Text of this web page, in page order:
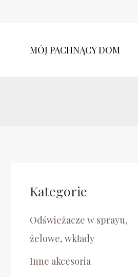
MÓJ PACHNĄCY DOM
Kategorie
Odświeżacze w sprayu,
żelowe, wkłady
Inne akcesoria